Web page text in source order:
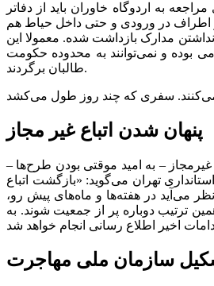
به اردوگاه خاوران باید از دفاتر
اطراف در ورودی و حتی داخل حیاط هم
مدارک بازداشت شده. معمولا این
بوده و نمی‌توانند به محدوده حکومت
طالبان برگردند.
پنهان شدن اتباع غیر مجاز
– به امید موقتی بودن طرح‌ها –
تهران می‌گوید: «بازگشت اتباع
می‌آید در هفته‌ها و ماه‌های پیش رو،
خود، روزانه به پرونده‌های ۵۰ هزار نفر رسیدگی می‌کردند هم به همین ترتیب دوباره پر از جمعیت شوند. به
سازمان ملی مهاجرت